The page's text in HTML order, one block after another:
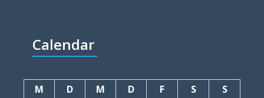
Calendar
M D M D F S
S